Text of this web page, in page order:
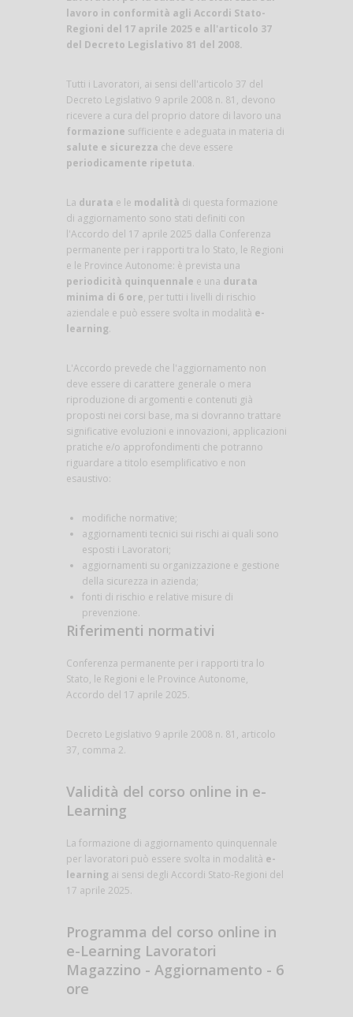
lavoro in conformità agli Accordi Stato-
Regioni del 17 aprile 2025 e all'articolo 37
del Decreto Legislativo 81 del 2008.
Tutti i Lavoratori, ai sensi dell'articolo 37 del
Decreto Legislativo 9 aprile 2008 n. 81, devono
ricevere a cura del proprio datore di lavoro una
formazione sufficiente e adeguata in materia di
salute e sicurezza che deve essere
periodicamente ripetuta.
La durata e le modalità di questa formazione
di aggiornamento sono stati definiti con
l'Accordo del 17 aprile 2025 dalla Conferenza
permanente per i rapporti tra lo Stato, le Regioni
e le Province Autonome: è prevista una
periodicità quinquennale e una durata
minima di 6 ore, per tutti i livelli di rischio
aziendale e può essere svolta in modalità e-
learning.
L'Accordo prevede che l'aggiornamento non
deve essere di carattere generale o mera
riproduzione di argomenti e contenuti già
proposti nei corsi base, ma si dovranno trattare
significative evoluzioni e innovazioni, applicazioni
pratiche e/o approfondimenti che potranno
riguardare a titolo esemplificativo e non
esaustivo:
modifiche normative;
aggiornamenti tecnici sui rischi ai quali sono
esposti i Lavoratori;
aggiornamenti su organizzazione e gestione
della sicurezza in azienda;
fonti di rischio e relative misure di
prevenzione.
Riferimenti normativi
Conferenza permanente per i rapporti tra lo
Stato, le Regioni e le Province Autonome,
Accordo del 17 aprile 2025.
Decreto Legislativo 9 aprile 2008 n. 81, articolo
37, comma 2.
Validità del corso online in e-
Learning
La formazione di aggiornamento quinquennale
per lavoratori può essere svolta in modalità e-
learning ai sensi degli Accordi Stato-Regioni del
17 aprile 2025.
Programma del corso online in
e-Learning Lavoratori
Magazzino - Aggiornamento - 6
ore